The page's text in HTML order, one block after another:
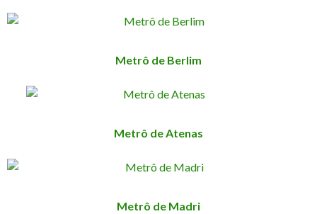
Metrô de Berlim
Metrô de Atenas
Metrô de Madri